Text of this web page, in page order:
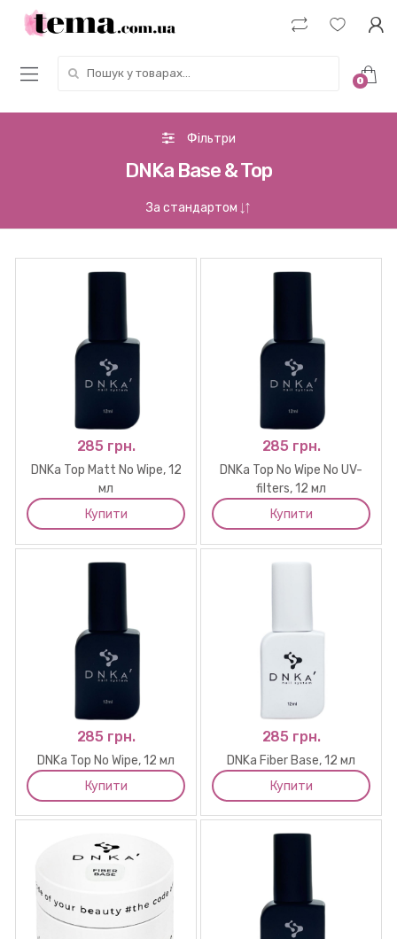
0
Фільтри
DNKa Base & Top
285 грн.
DNKa Top Matt No Wipe, 12
мл
Купити
285 грн.
DNKa Top No Wipe No UV-
filters, 12 мл
Купити
285 грн.
DNKa Top No Wipe, 12 мл
Купити
285 грн.
DNKa Fiber Base, 12 мл
Купити